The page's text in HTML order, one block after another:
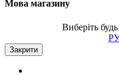
Мова магазину
Виберіть
Закрити